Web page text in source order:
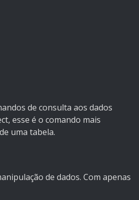
de consulta aos dados
esse é o comando mais
uma tabela.
de dados. Com apenas